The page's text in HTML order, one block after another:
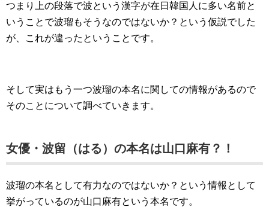
つまり上の段落で波という漢字が在日韓国人に多い名前と
いうことで波瑠もそうなのではないか？という仮説でした
が、これが違ったということです。
そして実はもう一つ波瑠の本名に関しての情報があるので
そのことについて調べていきます。
女優・波留（はる）の本名は山口麻有？！
波瑠の本名として有力なのではないか？という情報として
挙がっているのが山口麻有という本名です。